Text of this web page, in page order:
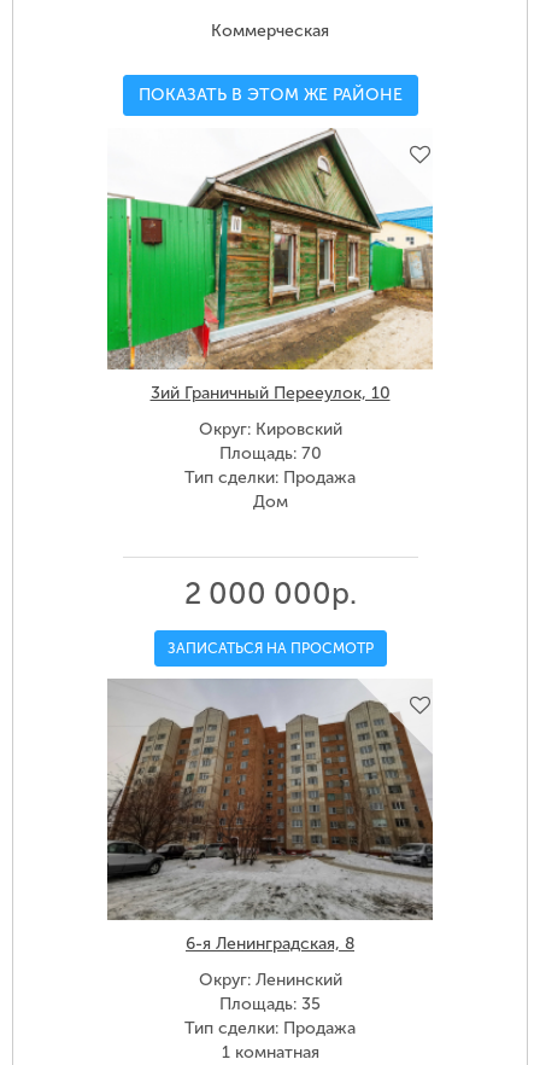
Коммерческая
ПОКАЗАТЬ В ЭТОМ ЖЕ РАЙОНЕ
3ий Граничный Перееулок, 10
Округ: Кировский
Площадь: 70
Тип сделки: Продажа
Дом
2 000 000р.
ЗАПИСАТЬСЯ НА ПРОСМОТР
6-я Ленинградская, 8
Округ: Ленинский
Площадь: 35
Тип сделки: Продажа
1 комнатная